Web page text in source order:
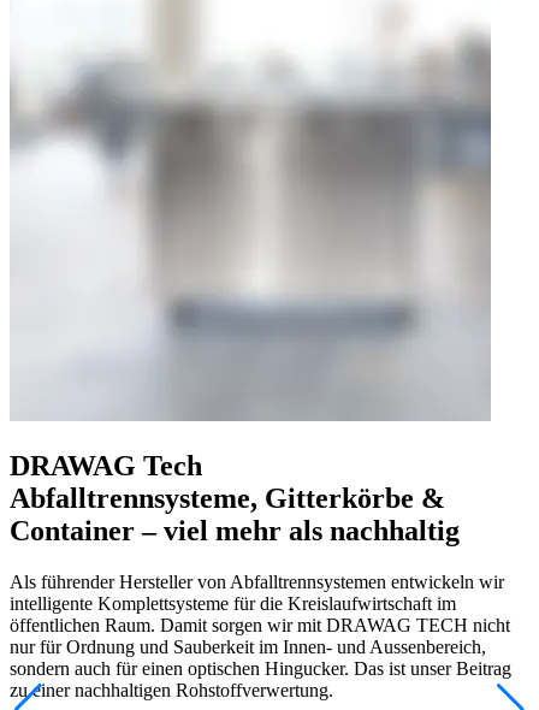
DRAWAG Tech
Abfalltrennsysteme, Gitterkörbe &
Container – viel mehr als nachhaltig
Als führender Hersteller von Abfalltrennsystemen entwickeln wir
intelligente Komplettsysteme für die Kreislaufwirtschaft im
öffentlichen Raum. Damit sorgen wirmit DRAWAG TECH nicht
nur für Ordnung und Sauberkeit im Innen- und Aussenbereich,
sondern auch für einen optischen Hingucker. Das ist unser Beitrag
zu einernachhaltigen Rohstoffverwertung.